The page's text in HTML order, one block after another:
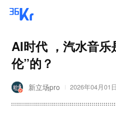
AI时代 ，汽水音乐
伦”的？
新立场pro 2026年04月01